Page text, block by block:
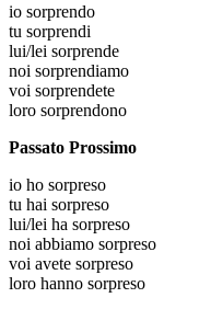
io sorprendo
tu sorprendi
lui/lei sorprende
noi sorprendiamo
voi sorprendete
loro sorprendono
Passato Prossimo
io ho sorpreso
tu hai sorpreso
lui/lei ha sorpreso
noi abbiamo sorpreso
voi avete sorpreso
loro hanno sorpreso